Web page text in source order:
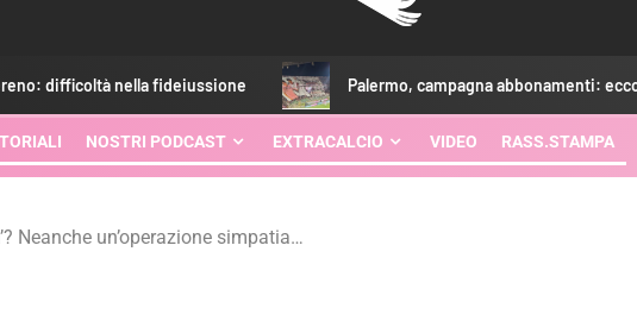
nella fideiussione Palermo, campagna abbonamenti: ecco i posti rimasti
NOSTRI PODCAST EXTRACALCIO VIDEO RASS.STAMPA
Neanche un’operazione simpatia…